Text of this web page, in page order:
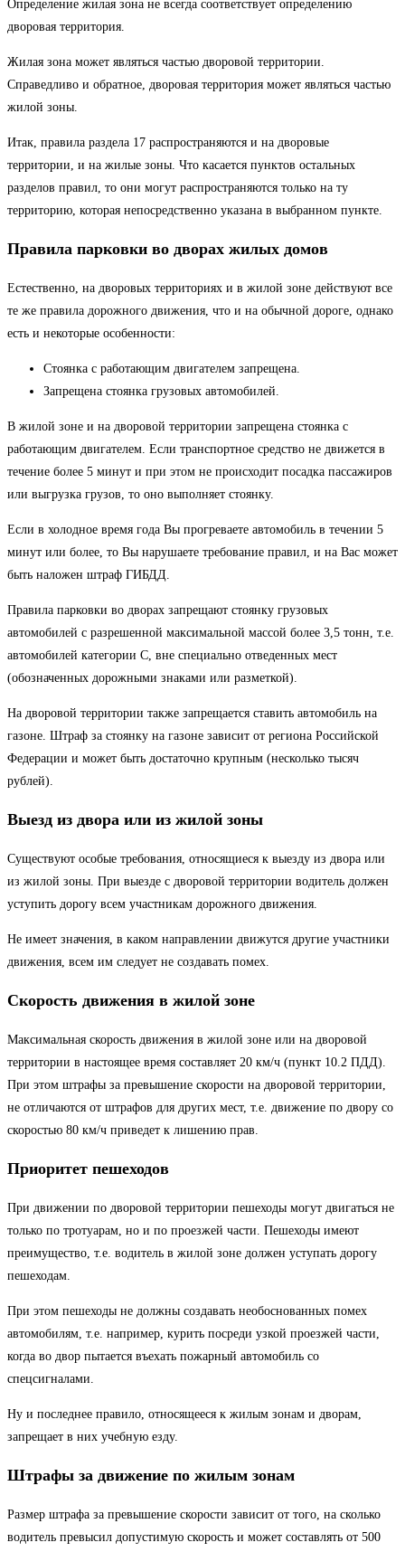
Определение жилая зона не всегда соответствует определению
дворовая территория.
Жилая зона может являться частью дворовой территории.
Справедливо и обратное, дворовая территория может являться частью
жилой зоны.
Итак, правила раздела 17 распространяются и на дворовые
территории, и на жилые зоны. Что касается пунктов остальных
разделов правил, то они могут распространяются только на ту
территорию, которая непосредственно указана в выбранном пункте.
Правила парковки во дворах жилых домов
Естественно, на дворовых территориях и в жилой зоне действуют все
те же правила дорожного движения, что и на обычной дороге, однако
есть и некоторые особенности:
Стоянка с работающим двигателем запрещена.
Запрещена стоянка грузовых автомобилей.
В жилой зоне и на дворовой территории запрещена стоянка с
работающим двигателем. Если транспортное средство не движется в
течение более 5 минут и при этом не происходит посадка пассажиров
или выгрузка грузов, то оно выполняет стоянку.
Если в холодное время года Вы прогреваете автомобиль в течении 5
минут или более, то Вы нарушаете требование правил, и на Вас может
быть наложен штраф ГИБДД.
Правила парковки во дворах запрещают стоянку грузовых
автомобилей с разрешенной максимальной массой более 3,5 тонн, т.е.
автомобилей категории C, вне специально отведенных мест
(обозначенных дорожными знаками или разметкой).
На дворовой территории также запрещается ставить автомобиль на
газоне. Штраф за стоянку на газоне зависит от региона Российской
Федерации и может быть достаточно крупным (несколько тысяч
рублей).
Выезд из двора или из жилой зоны
Существуют особые требования, относящиеся к выезду из двора или
из жилой зоны. При выезде с дворовой территории водитель должен
уступить дорогу всем участникам дорожного движения.
Не имеет значения, в каком направлении движутся другие участники
движения, всем им следует не создавать помех.
Скорость движения в жилой зоне
Максимальная скорость движения в жилой зоне или на дворовой
территории в настоящее время составляет 20 км/ч (пункт 10.2 ПДД).
При этом штрафы за превышение скорости на дворовой территории,
не отличаются от штрафов для других мест, т.е. движение по двору со
скоростью 80 км/ч приведет к лишению прав.
Приоритет пешеходов
При движении по дворовой территории пешеходы могут двигаться не
только по тротуарам, но и по проезжей части. Пешеходы имеют
преимущество, т.е. водитель в жилой зоне должен уступать дорогу
пешеходам.
При этом пешеходы не должны создавать необоснованных помех
автомобилям, т.е. например, курить посреди узкой проезжей части,
когда во двор пытается въехать пожарный автомобиль со
спецсигналами.
Ну и последнее правило, относящееся к жилым зонам и дворам,
запрещает в них учебную езду.
Штрафы за движение по жилым зонам
Размер штрафа за превышение скорости зависит от того, на сколько
водитель превысил допустимую скорость и может составлять от 500